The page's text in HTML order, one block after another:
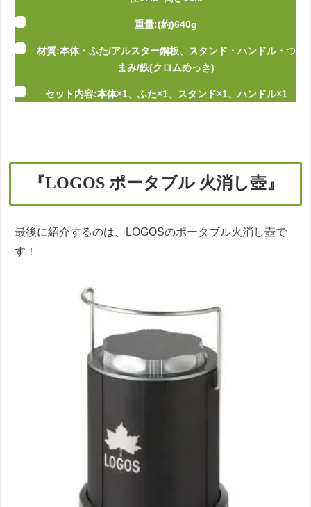
重量:(約)640g
材質:本体・ふた/アルスター鋼板、スタンド・ハンドル・つ
まみ/鉄(クロムめっき)
セット内容:本体×1、ふた×1、スタンド×1、ハンドル×1
『LOGOS ポータブル 火消し壺』
最後に紹介するのは、LOGOSのポータブル火消し壺で
す！